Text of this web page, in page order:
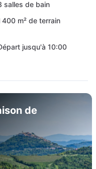
salles de bain
400 m² de terrain
jusqu'à 10:00
de